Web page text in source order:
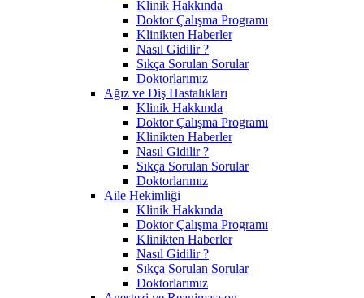
Klinik Hakkında
Doktor Çalışma Programı
Klinikten Haberler
Nasıl Gidilir ?
Sıkça Sorulan Sorular
Doktorlarımız
Ağız ve Diş Hastalıkları
Klinik Hakkında
Doktor Çalışma Programı
Klinikten Haberler
Nasıl Gidilir ?
Sıkça Sorulan Sorular
Doktorlarımız
Aile Hekimliği
Klinik Hakkında
Doktor Çalışma Programı
Klinikten Haberler
Nasıl Gidilir ?
Sıkça Sorulan Sorular
Doktorlarımız